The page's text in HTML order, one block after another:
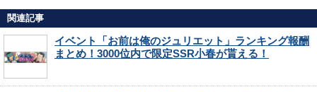
関連記事
イベント「お前は俺のジュリエット」ランキング報酬
まとめ！3000位内で限定SSR小春が貰える！